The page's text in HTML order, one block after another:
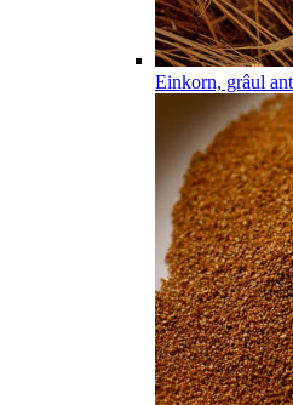
Einkorn, grâul